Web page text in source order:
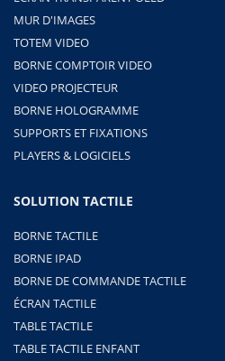
MUR D'IMAGES
TOTEM VIDEO
BORNE COMPTOIR VIDEO
VIDEO PROJECTEUR
BORNE HOLOGRAMME
SUPPORTS ET FIXATIONS
PLAYERS & LOGICIELS
SOLUTION TACTILE
BORNE TACTILE
BORNE IPAD
BORNE DE COMMANDE TACTILE
ÉCRAN TACTILE
TABLE TACTILE
TABLE TACTILE ENFANT